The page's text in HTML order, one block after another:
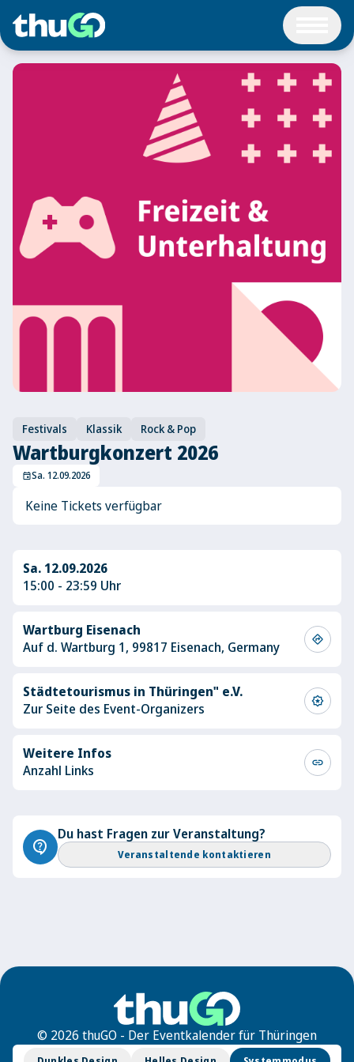
Festivals Klassik Rock & Pop
Wartburgkonzert 2026
eventSa. 12.09.2026
Keine Tickets verfügbar
Sa. 12.09.2026
15:00 - 23:59 Uhr
Wartburg Eisenach
Auf d. Wartburg 1, 99817 Eisenach, Germany
directions
Städtetourismus in Thüringen" e.V.
Zur Seite des Event-Organizers
award_star
Weitere Infos
Anzahl Links
link
contact_support
Du hast Fragen zur Veranstaltung?
Veranstaltende kontaktieren
© 2026 thuGO - Der Eventkalender für Thüringen